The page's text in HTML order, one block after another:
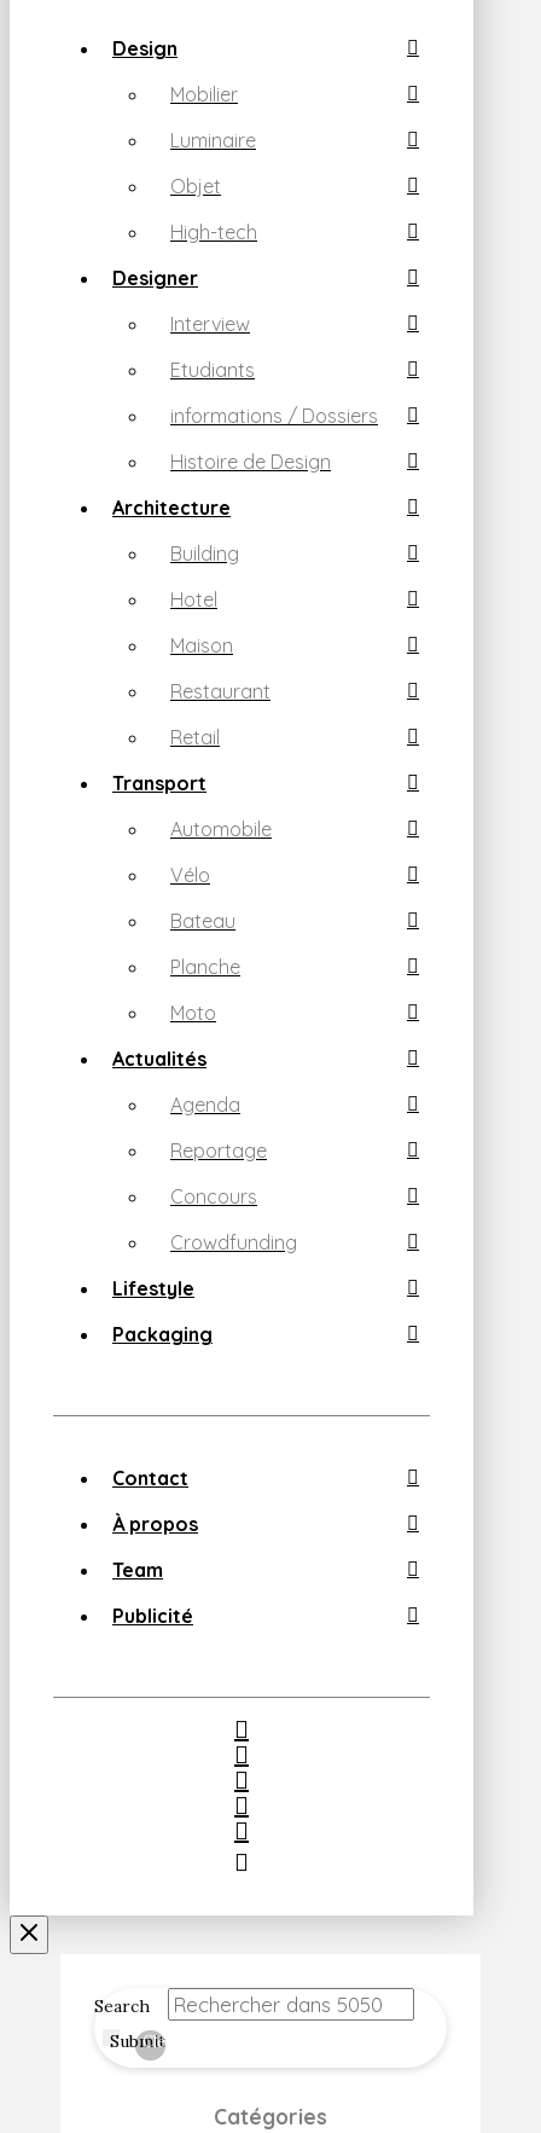
Design
Mobilier
Luminaire
Objet
High-tech
Designer
Interview
Etudiants
informations / Dossiers
Histoire de Design
Architecture
Building
Hotel
Maison
Restaurant
Retail
Transport
Automobile
Vélo
Bateau
Planche
Moto
Actualités
Agenda
Reportage
Concours
Crowdfunding
Lifestyle
Packaging
Contact
À propos
Team
Publicité
Search
Submit
Clear
Catégories